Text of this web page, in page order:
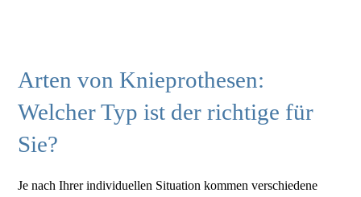
Arten von Knieprothesen:
Welcher Typ ist der richtige für
Sie?
Je nach Ihrer individuellen Situation kommen verschiedene